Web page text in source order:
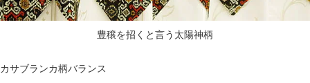
豊穣を招くと言う太陽神柄
カサブランカ柄バランス